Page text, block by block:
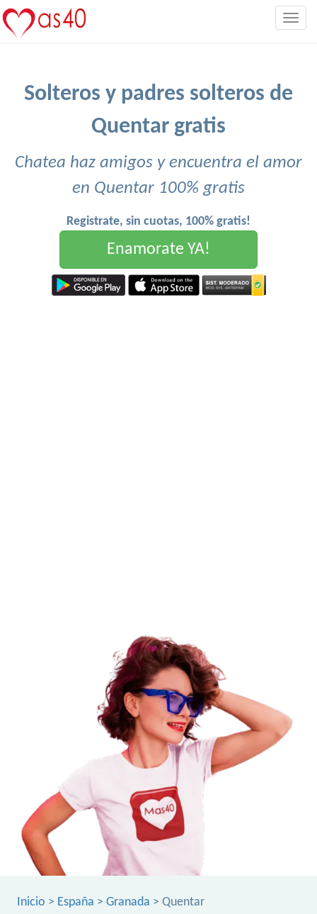
Solteros y padres solteros de
Quentar gratis
Chatea haz amigos y encuentra el amor
en Quentar 100% gratis
Registrate, sin cuotas, 100% gratis!
Enamorate YA!
Inicio > España > Granada > Quentar